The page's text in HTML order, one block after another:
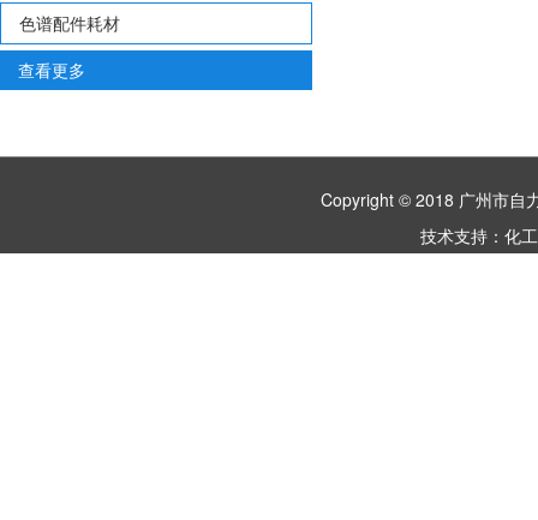
色谱配件耗材
查看更多
Copyright © 2018 广州市
技术支持： 化